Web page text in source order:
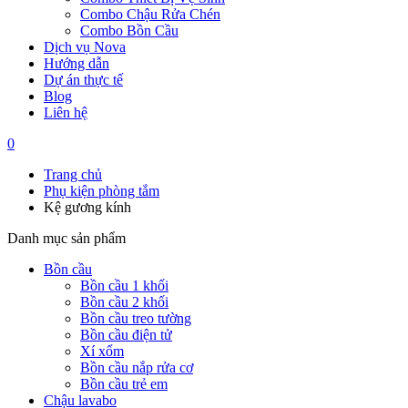
Combo Chậu Rửa Chén
Combo Bồn Cầu
Dịch vụ Nova
Hướng dẫn
Dự án thực tế
Blog
Liên hệ
0
Trang chủ
Phụ kiện phòng tắm
Kệ gương kính
Danh mục sản phẩm
Bồn cầu
Bồn cầu 1 khối
Bồn cầu 2 khối
Bồn cầu treo tường
Bồn cầu điện tử
Xí xổm
Bồn cầu nắp rửa cơ
Bồn cầu trẻ em
Chậu lavabo